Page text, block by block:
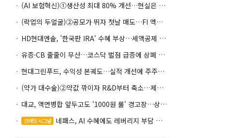
(AI 보험혁신)①생산성 최대 80% 개선…현실은 '실행 격차'
(락업의 두얼굴)②공모가 뛰자 첫날 매도…FI 엑시트 전략 갈렸다
HD현대엔솔, '한국판 IRA' 수혜 부상…세액공제 선택이 변수
유증·CB 줄줄이 무산…코스닥 벌점 급증에 상폐 압박
현대그린푸드, 수익성 본궤도…실적 개선에 주주환원까지
(약가 대수술)②약값 깎이자 R&D부터 축소…제약업계 비상경영 돌입
대교, 액면병합 앞두고도 '1000원 룰' 경고장…상장유지 시험대
크레딧 시그널 네패스, AI 수혜에도 레버리지 부담 여전